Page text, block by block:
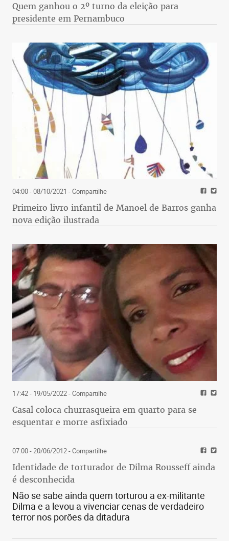
Quem ganhou o 2º turno da eleição para
presidente em Pernambuco
04:00 - 08/10/2021 - Compartilhe
Primeiro livro infantil de Manoel de Barros ganha
nova edição ilustrada
17:42 - 19/05/2022- Compartilhe
Casal coloca churrasqueira em quarto para se
esquentar e morre asfixiado
07:00 - 20/06/2012- Compartilhe
Identidade de torturador de Dilma Rousseff ainda
é desconhecida
Não se sabe ainda quem torturou a ex-militante
Dilma e a levou a vivenciar cenas de verdadeiro
terror nos porões da ditadura